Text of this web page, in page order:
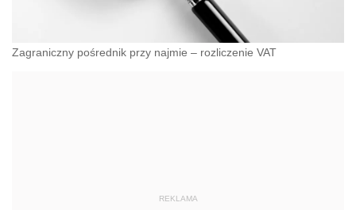
Zagraniczny pośrednik przy najmie – rozliczenie VAT